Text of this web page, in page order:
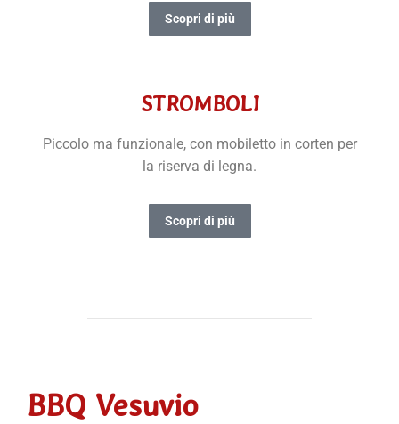
Scopri di più
STROMBOLI
Piccolo ma funzionale, con mobiletto in corten per
la riserva di legna.
Scopri di più
BBQ Vesuvio